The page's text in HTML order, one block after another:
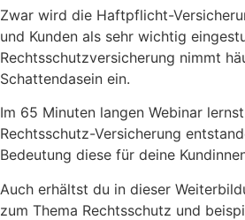
Zwar wird die Haftpflicht-
und Kunden als sehr wichtig
Rechtsschutzversicherung nimmt
Schattendasein ein.
Im 65 Minuten langen Webinar
Rechtsschutz-Versicherung
Bedeutung diese für deine
Auch erhältst du in dieser
zum Thema Rechtsschutz und